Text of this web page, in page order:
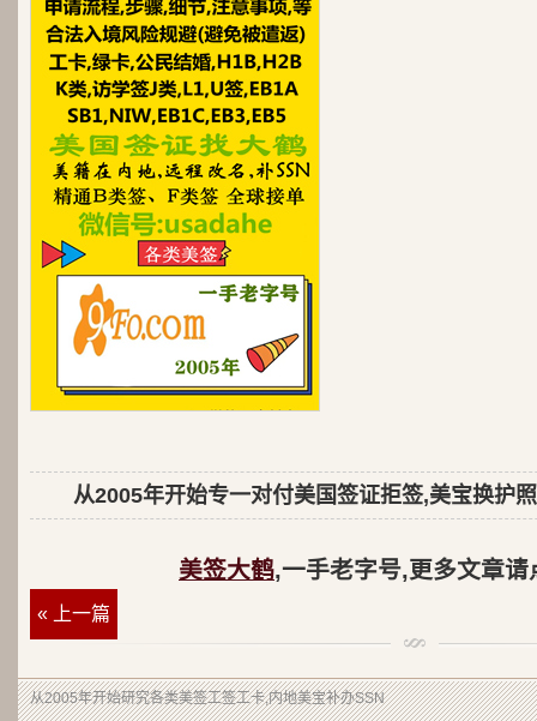
从2005年开始专一对付美国签证拒签,美宝换护
美签大鹤,一手老字号,更多文章请
« 上一篇
从2005年开始研究各类美签工签工卡,内地美宝补办SSN